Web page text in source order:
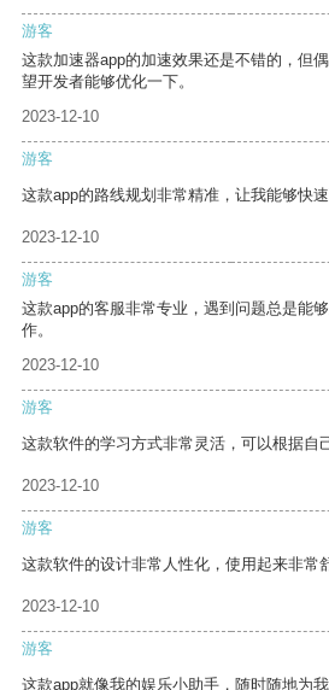
游客
这款加速器app的加速效果还是不错的，但
望开发者能够优化一下。
2023-12-10
游客
这款app的路线规划非常精准，让我能够快速
2023-12-10
游客
这款app的客服非常专业，遇到问题总是能
作。
2023-12-10
游客
这款软件的学习方式非常灵活，可以根据自
2023-12-10
游客
这款软件的设计非常人性化，使用起来非常
2023-12-10
游客
这款app就像我的娱乐小助手，随时随地为我